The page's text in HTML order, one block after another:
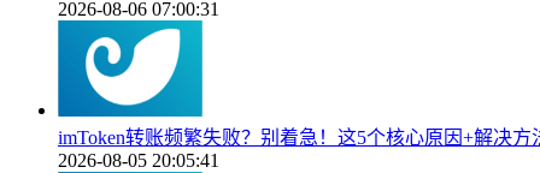
2026-08-06 07:00:31
imToken转账频繁失败？别着急！这5个核心原因+解决方
2026-08-05 20:05:41